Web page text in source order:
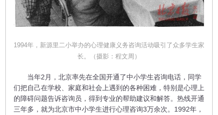
1994年，新源里二小举办的心理健康义务咨询活动吸引了众多学生家
长。（摄影：程文周）
当年2月，北京率先在全国开通了中小学生咨询电话，同学
们把自己在学校、家庭和社会上遇到的各种困难，特别是心理上
的障碍问题告诉咨询员，得到专业的帮助建议和解答。热线开通
三年多，就为北京市中小学生进行心理咨询3万余次。1992年，